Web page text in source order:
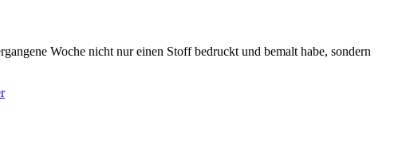
Woche nicht nur einen Stoff bedruckt und bemalt habe, sondern